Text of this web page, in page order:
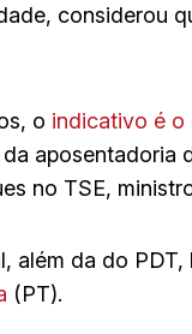
considerou
o indicativo é o
aposentadoria
no TSE,
além da do
(PT).